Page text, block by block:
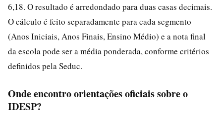
6,18. O resultado é arredondado para duas casas decimais.
O cálculo é feito separadamente para cada segmento
(Anos Iniciais, Anos Finais, Ensino Médio) e a nota final
da escola pode ser a média ponderada, conforme critérios
definidos pela Seduc.
Onde encontro orientações oficiais sobre o
IDESP?